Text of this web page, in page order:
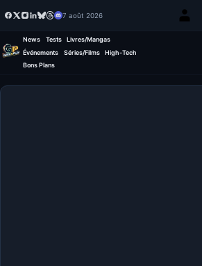
7 août 2026
News Tests
Livres/Mangas
Événements
Séries/Films
High-Tech
Bons Plans